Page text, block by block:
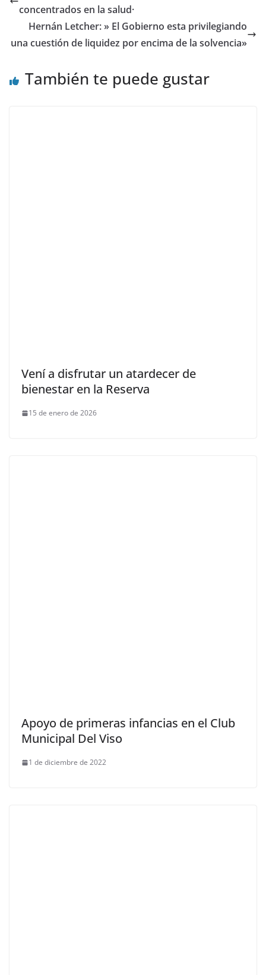
concentrados en la salud·
Hernán Letcher: » El Gobierno esta privilegiando
una cuestión de liquidez por encima de la solvencia»
También te puede gustar
Vení a disfrutar un atardecer de
bienestar en la Reserva
15 de enero de 2026
Apoyo de primeras infancias en el Club
Municipal Del Viso
1 de diciembre de 2022